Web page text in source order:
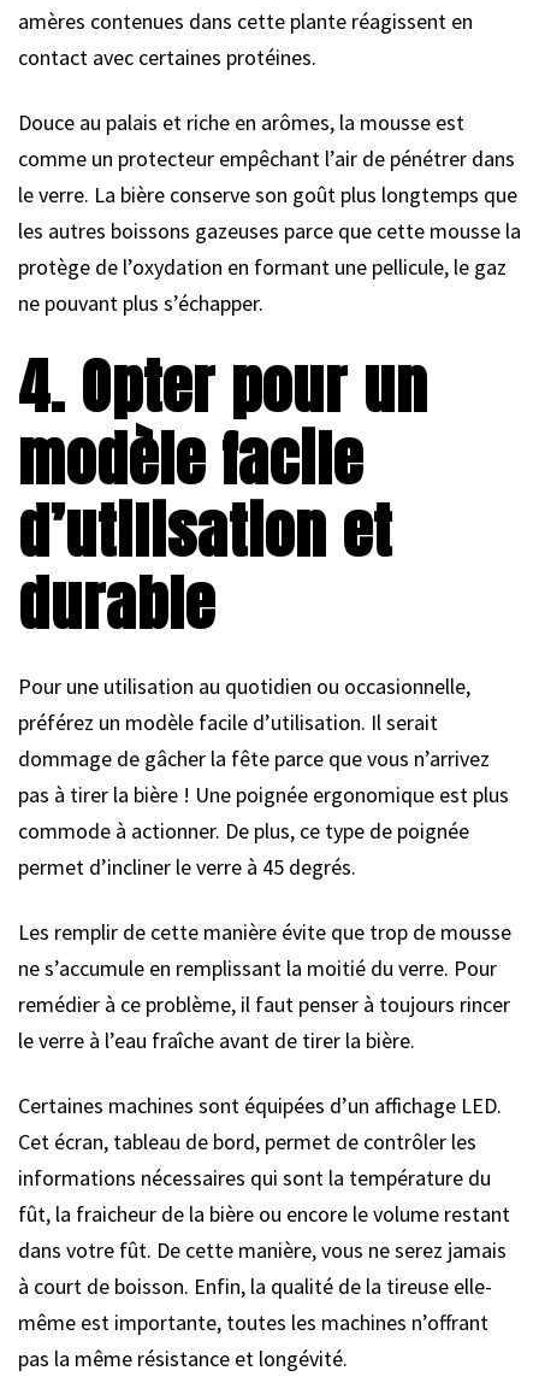
amères contenues dans cette plante réagissent en
contact avec certaines protéines.
Douce au palais et riche en arômes, la mousse est
comme un protecteur empêchant l’air de pénétrer dans
le verre. La bière conserve son goût plus longtemps que
les autres boissons gazeuses parce que cette mousse la
protège de l’oxydation en formant une pellicule, le gaz
ne pouvant plus s’échapper.
4. Opter pour un
modèle facile
d’utilisation et
durable
Pour une utilisation au quotidien ou occasionnelle,
préférez un modèle facile d’utilisation. Il serait
dommage de gâcher la fête parce que vous n’arrivez
pas à tirer la bière ! Une poignée ergonomique est plus
commode à actionner. De plus, ce type de poignée
permet d’incliner le verre à 45 degrés.
Les remplir de cette manière évite que trop de mousse
ne s’accumule en remplissant la moitié du verre. Pour
remédier à ce problème, il faut penser à toujours rincer
le verre à l’eau fraîche avant de tirer la bière.
Certaines machines sont équipées d’un affichage LED.
Cet écran, tableau de bord, permet de contrôler les
informations nécessaires qui sont la température du
fût, la fraicheur de la bière ou encore le volume restant
dans votre fût. De cette manière, vous ne serez jamais
à court de boisson. Enfin, la qualité de la tireuse elle-
même est importante, toutes les machines n’offrant
pas la même résistance et longévité.